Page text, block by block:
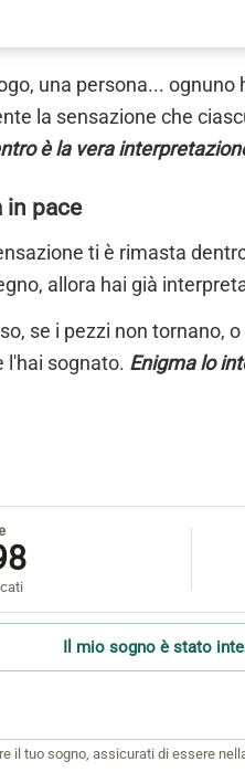
una persona...
la sensazione che
è la vera
in pace
ti è rimasta
allora hai già
se i pezzi non tornano,
l'hai sognato. Enigma lo
Il mio sogno è stato
il tuo sogno, assicurati di essere